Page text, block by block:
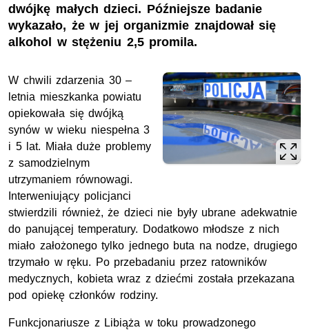
dwójkę małych dzieci. Późniejsze badanie
wykazało, że w jej organizmie znajdował się
alkohol w stężeniu 2,5 promila.
W chwili zdarzenia 30 –
letnia mieszkanka powiatu
opiekowała się dwójką
synów w wieku niespełna 3
i 5 lat. Miała duże problemy
z samodzielnym
utrzymaniem równowagi.
Interweniujący policjanci
stwierdzili również, że dzieci nie były ubrane adekwatnie
do panującej temperatury. Dodatkowo młodsze z nich
miało założonego tylko jednego buta na nodze, drugiego
trzymało w ręku. Po przebadaniu przez ratowników
medycznych, kobieta wraz z dziećmi została przekazana
pod opiekę członków rodziny.
Funkcjonariusze z Libiąża w toku prowadzonego